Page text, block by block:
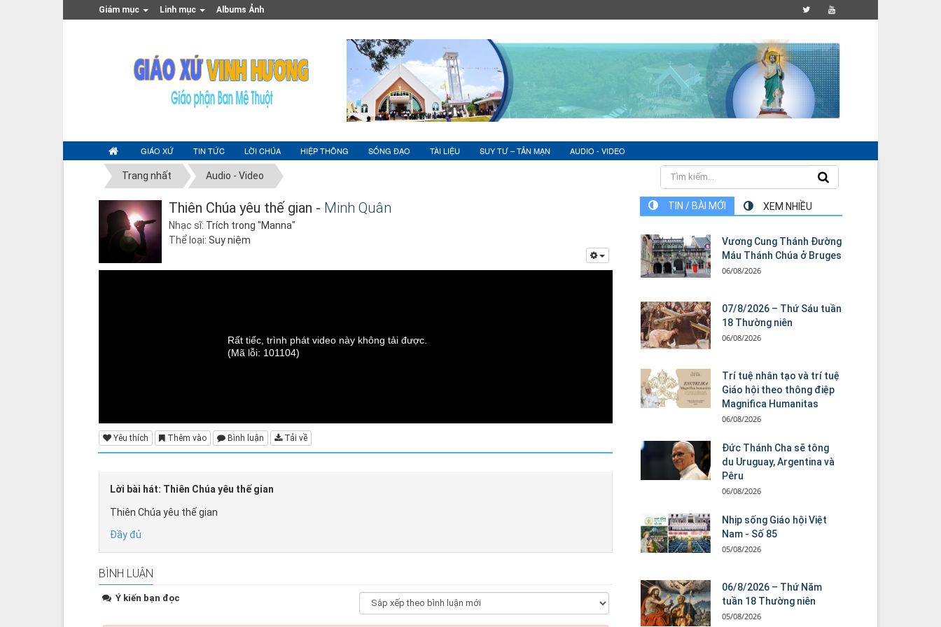
Giám mục Linh mục Albums Ảnh
GIÁO XỨ TIN TỨC LỜI CHÚA HIỆP THÔNG SỐNG ĐẠO TÀI LIỆU SUY TƯ – TẢN MẠN AUDIO - VIDEO
Trang nhất Audio - Video
Thiên Chúa yêu thế gian - Minh Quân
Nhạc sĩ: Trích trong "Manna"
Thể loại: Suy niệm
Rất tiếc, trình phát video này không tải được.
(Mã lỗi: 101104)
Yêu thích Thêm vào Bình luận Tải về
Lời bài hát: Thiên Chúa yêu thế gian
Thiên Chúa yêu thế gian
Đầy đủ
BÌNH LUẬN
Ý kiến bạn đọc
TIN / BÀI MỚI XEM NHIỀU
Vương Cung Thánh Ðường
Máu Thánh Chúa ở Bruges
06/08/2026
07/8/2026 – Thứ Sáu tuần
18 Thường niên
06/08/2026
Trí tuệ nhân tạo và trí tuệ
Giáo hội theo thông điệp
Magnifica Humanitas
06/08/2026
Đức Thánh Cha sẽ tông
du Uruguay, Argentina và
Pêru
06/08/2026
Nhịp sống Giáo hội Việt
Nam - Số 85
05/08/2026
06/8/2026 – Thứ Năm
tuần 18 Thường niên
05/08/2026